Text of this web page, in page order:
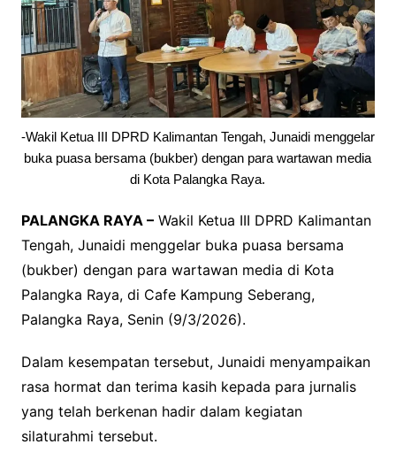
-Wakil Ketua III DPRD Kalimantan Tengah, Junaidi menggelar
buka puasa bersama (bukber) dengan para wartawan media
di Kota Palangka Raya.
PALANGKA RAYA –Wakil Ketua III DPRD Kalimantan
Tengah, Junaidi menggelar buka puasa bersama
(bukber) dengan para wartawan media di Kota
Palangka Raya, di Cafe Kampung Seberang,
Palangka Raya, Senin (9/3/2026).
Dalam kesempatan tersebut, Junaidi menyampaikan
rasa hormat dan terima kasih kepada para jurnalis
yang telah berkenan hadir dalam kegiatan
silaturahmi tersebut.